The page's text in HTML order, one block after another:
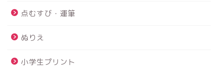
点むすび・運筆
ぬりえ
小学生プリント